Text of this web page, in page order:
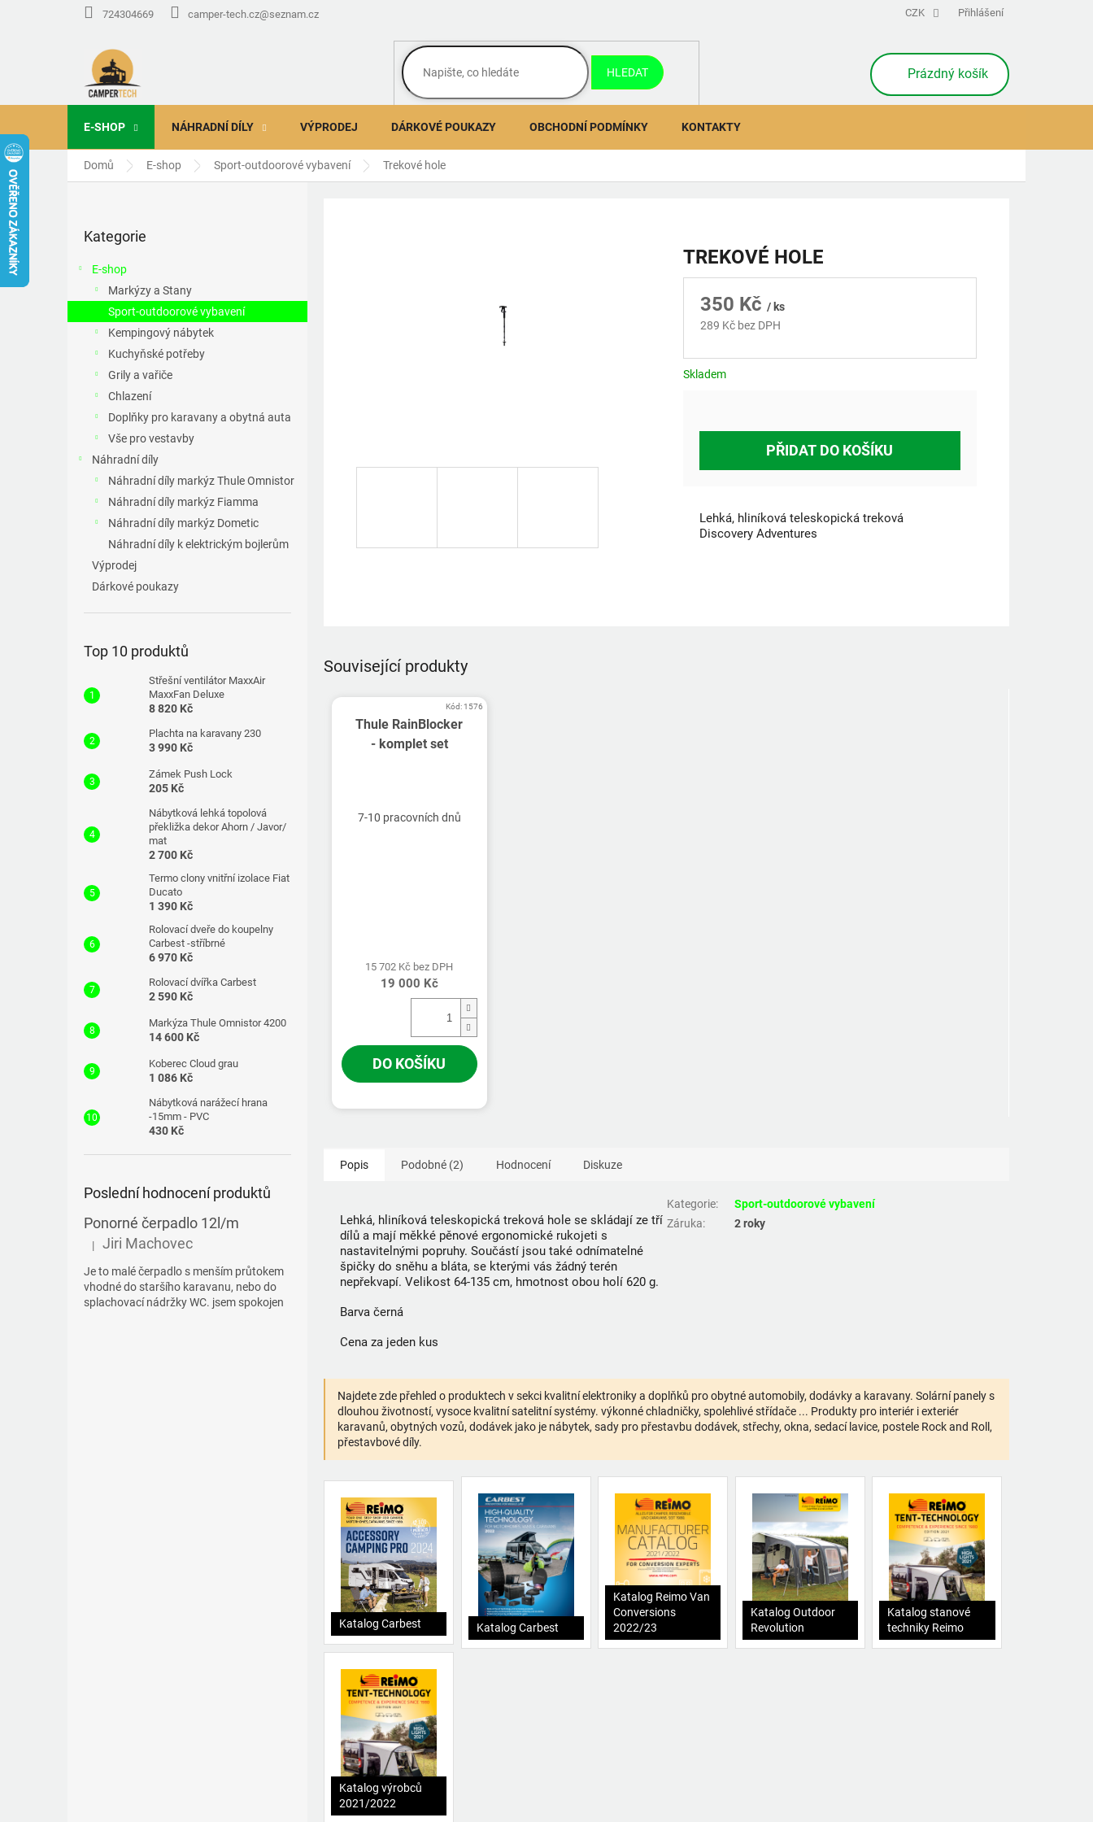
724304669 camper-tech.cz@seznam.cz CZK Přihlášení
HLEDAT
NÁKUPNÍ
KOŠÍK
Prázdný košík
E-SHOP NÁHRADNÍ DÍLY VÝPRODEJ DÁRKOVÉ POUKAZY OBCHODNÍ PODMÍNKY KONTAKTY
Domů E-shop Sport-outdoorové vybavení Trekové hole
n
kategorie
Kategorie
E-shop
Markýzy a Stany
Sport-outdoorové vybavení
Kempingový nábytek
Kuchyňské potřeby
Grily a vařiče
Chlazení
Doplňky pro karavany a obytná auta
Vše pro vestavby
Náhradní díly
Náhradní díly markýz Thule Omnistor
Náhradní díly markýz Fiamma
Náhradní díly markýz Dometic
Náhradní díly k elektrickým bojlerům
Výprodej
Dárkové poukazy
Top 10 produktů
Střešní ventilátor MaxxAir
MaxxFan Deluxe
8 820 Kč
Plachta na karavany 230
3 990 Kč
Zámek Push Lock
205 Kč
Nábytková lehká topolová
překližka dekor Ahorn / Javor/
mat
2 700 Kč
Termo clony vnitřní izolace Fiat
Ducato
1 390 Kč
Rolovací dveře do koupelny
Carbest -stříbrné
6 970 Kč
Rolovací dvířka Carbest
2 590 Kč
Markýza Thule Omnistor 4200
14 600 Kč
Koberec Cloud grau
1 086 Kč
Nábytková narážecí hrana
-15mm - PVC
430 Kč
Poslední hodnocení produktů
Ponorné čerpadlo 12l/m
Hodnocení produktu je 5 z 5 hvězdiček.
| Jiri Machovec
Je to malé čerpadlo s menším průtokem
vhodné do staršího karavanu, nebo do
splachovací nádržky WC. jsem spokojen
TREKOVÉ HOLE
350 Kč / ks
289 Kč bez DPH
Skladem
PŘIDAT DO KOŠÍKU
Lehká, hliníková teleskopická treková
Discovery Adventures
Související produkty
Thule RainBlocker
- komplet set
7-10 pracovních dnů
15 702 Kč bez DPH
19 000 Kč
DO KOŠÍKU
Kód: 1576
Popis Podobné (2) Hodnocení Diskuze
Lehká, hliníková teleskopická treková hole se skládají ze tří
dílů a mají měkké pěnové ergonomické rukojeti s
nastavitelnými popruhy. Součástí jsou také odnímatelné
špičky do sněhu a bláta, se kterými vás žádný terén
nepřekvapí. Velikost 64-135 cm, hmotnost obou holí 620 g.
Barva černá
Cena za jeden kus
Kategorie:
Sport-outdoorové vybavení
Záruka: 2 roky
Najdete zde přehled o produktech v sekci kvalitní elektroniky a doplňků pro obytné automobily, dodávky a karavany. Solární panely s
dlouhou životností, vysoce kvalitní satelitní systémy. výkonné chladničky, spolehlivé střídače ... Produkty pro interiér i exteriér
karavanů, obytných vozů, dodávek jako je nábytek, sady pro přestavbu dodávek, střechy, okna, sedací lavice, postele Rock and Roll,
přestavbové díly.
Katalog Carbest Katalog Carbest
Katalog Reimo Van
Conversions
2022/23
Katalog Outdoor
Revolution
Katalog stanové
techniky Reimo
Katalog výrobců
2021/2022